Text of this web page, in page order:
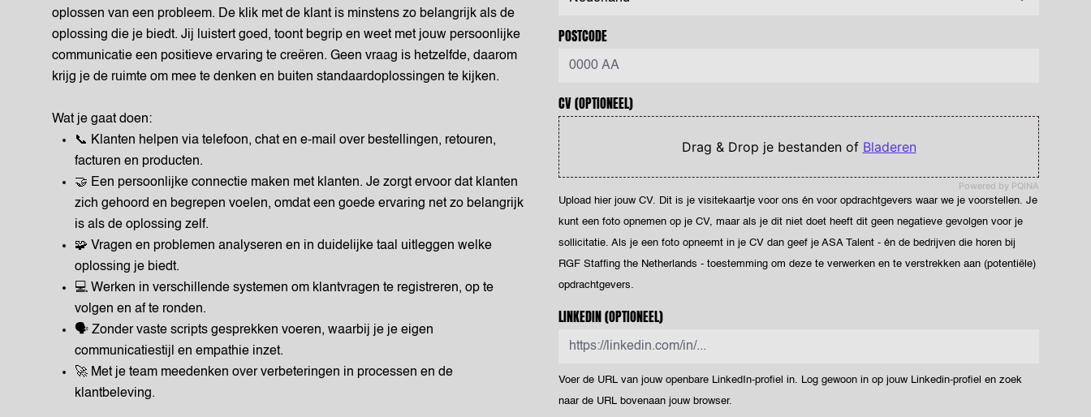
oplossen van een probleem. De klik met de klant is minstens zo belangrijk als de
oplossing die je biedt. Jij luistert goed, toont begrip en weet met jouw persoonlijke
communicatie een positieve ervaring te creëren. Geen vraag is hetzelfde, daarom
krijg je de ruimte om mee te denken en buiten standaardoplossingen te kijken.
Wat je gaat doen:
📞 Klanten helpen via telefoon, chat en e-mail over bestellingen, retouren,
facturen en producten.
🤝 Een persoonlijke connectie maken met klanten. Je zorgt ervoor dat klanten
zich gehoord en begrepen voelen, omdat een goede ervaring net zo belangrijk
is als de oplossing zelf.
🧩 Vragen en problemen analyseren en in duidelijke taal uitleggen welke
oplossing je biedt.
💻 Werken in verschillende systemen om klantvragen te registreren, op te
volgen en af te ronden.
🗣️ Zonder vaste scripts gesprekken voeren, waarbij je je eigen
communicatiestijl en empathie inzet.
🚀 Met je team meedenken over verbeteringen in processen en de
klantbeleving.
POSTCODE
CV(OPTIONEEL)
Powered by PQINA
Drag & Drop je bestanden of Bladeren
Upload hier jouw CV. Dit is je visitekaartje voor ons én voor opdrachtgevers waar we je voorstellen. Je
kunt een foto opnemen op je CV, maar als je dit niet doet heeft dit geen negatieve gevolgen voor je
sollicitatie. Als je een foto opneemt in je CV dan geef je ASA Talent - én de bedrijven die horen bij
RGF Staffing the Netherlands - toestemming om deze te verwerken en te verstrekken aan (potentiële)
opdrachtgevers.
LINKEDIN(OPTIONEEL)
Voer de URL van jouw openbare LinkedIn-profiel in. Log gewoon in op jouw Linkedin-profiel en zoek
naar de URL bovenaan jouw browser.